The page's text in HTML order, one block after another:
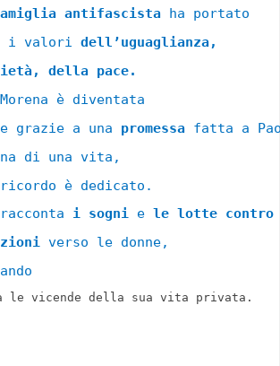
antifascista ha portato
i valori dell’uguaglianza,
della pace.
è diventata
grazie a una promessa fatta a
di una vita,
è dedicato.
i sogni e le lotte
verso le donne,
le vicende della sua vita privata.